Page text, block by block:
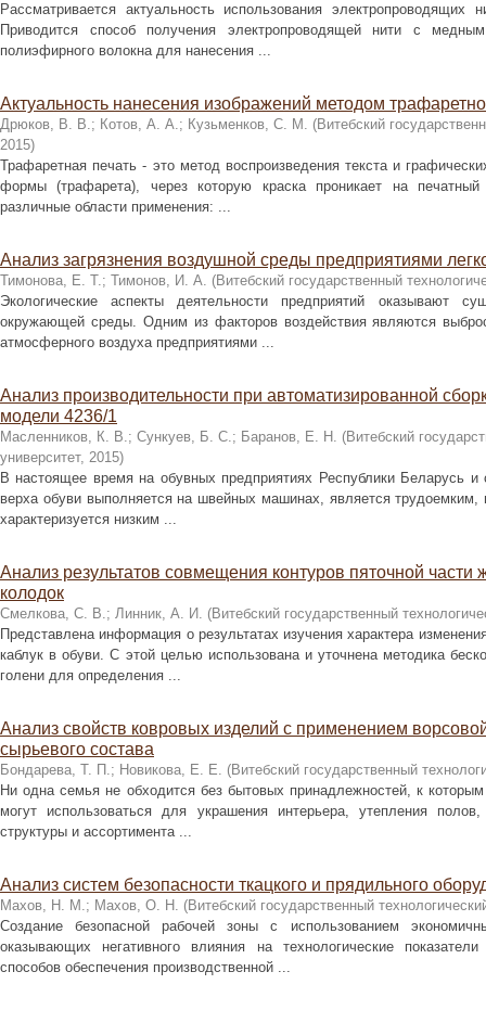
Рассматривается актуальность использования электропроводящих
Приводится способ получения электропроводящей нити с
полиэфирного волокна для нанесения ...
Актуальность нанесения изображений методом
Дрюков, В. В.; Котов, А. А.; Кузьменков, С. М. (Витебский
2015)
Трафаретная печать - это метод воспроизведения текста и
формы (трафарета), через которую краска проникает на
различные области применения: ...
Анализ загрязнения воздушной среды предприятиями
Тимонова, Е. Т.; Тимонов, И. А. (Витебский государственный
Экологические аспекты деятельности предприятий оказывают
окружающей среды. Одним из факторов воздействия являются
атмосферного воздуха предприятиями ...
Анализ производительности при автоматизированной
модели 4236/1
Масленников, К. В.; Сункуев, Б. С.; Баранов, Е. Н. (Витебский
университет, 2015)
В настоящее время на обувных предприятиях Республики Беларусь и
верха обуви выполняется на швейных машинах, является
характеризуется низким ...
Анализ результатов совмещения контуров пяточной
колодок
Смелкова, С. В.; Линник, А. И. (Витебский государственный
Представлена информация о результатах изучения характера
каблук в обуви. С этой целью использована и уточнена методика
голени для определения ...
Анализ свойств ковровых изделий с применением
сырьевого состава
Бондарева, Т. П.; Новикова, Е. Е. (Витебский государственный
Ни одна семья не обходится без бытовых принадлежностей, к
могут использоваться для украшения интерьера, утепления
структуры и ассортимента ...
Анализ систем безопасности ткацкого и прядильного
Махов, Н. М.; Махов, О. Н. (Витебский государственный
Создание безопасной рабочей зоны с использованием
оказывающих негативного влияния на технологические
способов обеспечения производственной ...